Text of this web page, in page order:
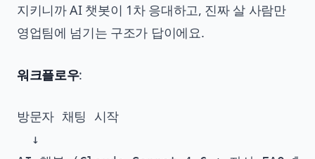
지키니까 AI 챗봇이 1차 응대하고, 진짜 살 사람만
영업팀에 넘기는 구조가 답이에요.
워크플로우:
방문자 채팅 시작
  ↓